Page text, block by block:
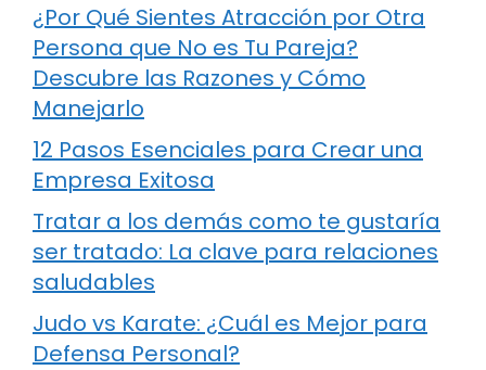
¿Por Qué Sientes Atracción por Otra
Persona que No es Tu Pareja?
Descubre las Razones y Cómo
Manejarlo
12 Pasos Esenciales para Crear una
Empresa Exitosa
Tratar a los demás como te gustaría
ser tratado: La clave para relaciones
saludables
Judo vs Karate: ¿Cuál es Mejor para
Defensa Personal?